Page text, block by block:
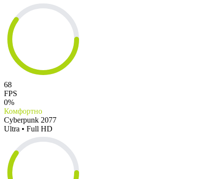
68
FPS
0%
Комфортно
Cyberpunk 2077
Ultra • Full HD